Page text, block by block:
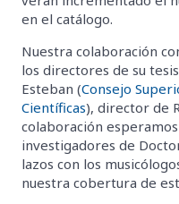
en el catálogo.
Nuestra colaboración
los directores de su
Esteban (Consejo
Científicas), director de
colaboración
investigadores de
lazos con los
nuestra cobertura de